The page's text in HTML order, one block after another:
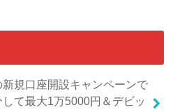
規口座開設キャンペーンで
て最大1万5000円＆デビッ